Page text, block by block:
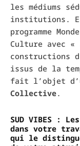
les médiums
institutions.
programme
Culture avec «
constructions
issus de la
fait l’objet
Collective.
SUD VIBES :
dans votre
qui le